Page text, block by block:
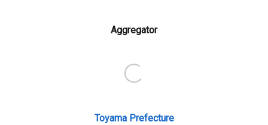
Aggregator
Toyama Prefecture